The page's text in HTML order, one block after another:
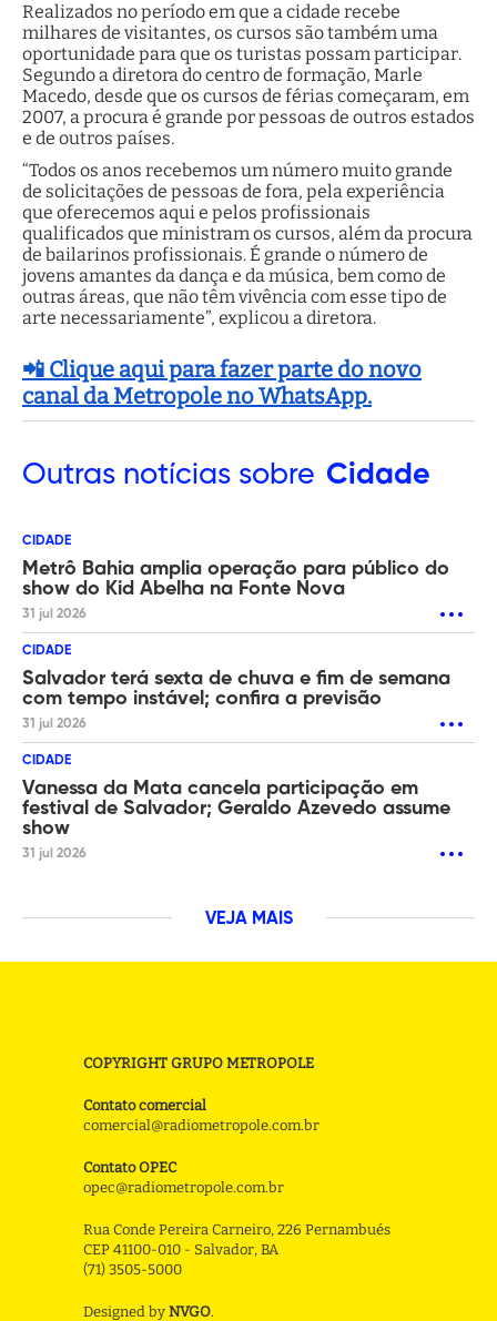
Realizados no período em que a cidade recebe
milhares de visitantes, os cursos são também uma
oportunidade para que os turistas possam participar.
Segundo a diretora do centro de formação, Marle
Macedo, desde que os cursos de férias começaram, em
2007, a procura é grande por pessoas de outros estados
e de outros países.
“Todos os anos recebemos um número muito grande
de solicitações de pessoas de fora, pela experiência
que oferecemos aqui e pelos profissionais
qualificados que ministram os cursos, além da procura
de bailarinos profissionais. É grande o número de
jovens amantes da dança e da música, bem como de
outras áreas, que não têm vivência com esse tipo de
arte necessariamente”, explicou a diretora.
📲 Clique aqui para fazer parte do novo
canal da Metropole no WhatsApp.
Outras notícias sobre Cidade
CIDADE
Metrô Bahia amplia operação para público do
show do Kid Abelha na Fonte Nova
31 jul 2026
CIDADE
Salvador terá sexta de chuva e fim de semana
com tempo instável; confira a previsão
31 jul 2026
CIDADE
Vanessa da Mata cancela participação em
festival de Salvador; Geraldo Azevedo assume
show
31 jul 2026
VEJA MAIS
COPYRIGHT GRUPO METROPOLE
Contato comercial
comercial@radiometropole.com.br
Contato OPEC
opec@radiometropole.com.br
Rua Conde Pereira Carneiro, 226 Pernambués
CEP 41100-010 - Salvador, BA
(71) 3505-5000
Designed by NVGO.